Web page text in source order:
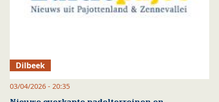
Dilbeek
03/04/2026 - 20:35